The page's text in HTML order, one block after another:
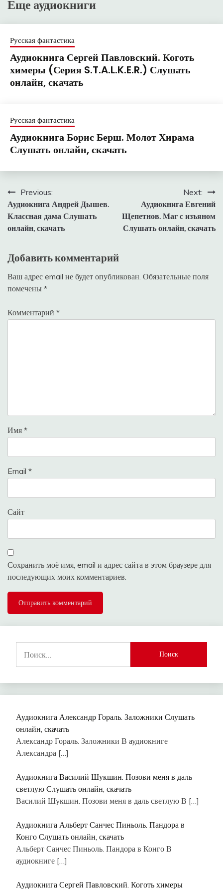
Еще аудиокниги
Русская фантастика
Аудиокнига Сергей Павловский. Коготь
химеры (Серия S.T.A.L.K.E.R.) Слушать
онлайн, скачать
Русская фантастика
Аудиокнига Борис Берш. Молот Хирама
Слушать онлайн, скачать
Навигация
по
записям
Previous:
Аудиокнига Андрей Дышев.
Классная дама Слушать
онлайн, скачать
Next:
Аудиокнига Евгений
Щепетнов. Маг с изъяном
Слушать онлайн, скачать
Добавить комментарий
Ваш адрес email не будет опубликован. Обязательные поля
помечены *
Комментарий *
Имя *
Email *
Сайт
Сохранить моё имя, email и адрес сайта в этом браузере для
последующих моих комментариев.
Аудиокнига Александр Гораль. Заложники Слушать
онлайн, скачать
Александр Гораль. Заложники В аудиокниге
Александра […]
Аудиокнига Василий Шукшин. Позови меня в даль
светлую Слушать онлайн, скачать
Василий Шукшин. Позови меня в даль светлую В […]
Аудиокнига Альберт Санчес Пиньоль. Пандора в
Конго Слушать онлайн, скачать
Альберт Санчес Пиньоль. Пандора в Конго В
аудиокниге […]
Аудиокнига Сергей Павловский. Коготь химеры